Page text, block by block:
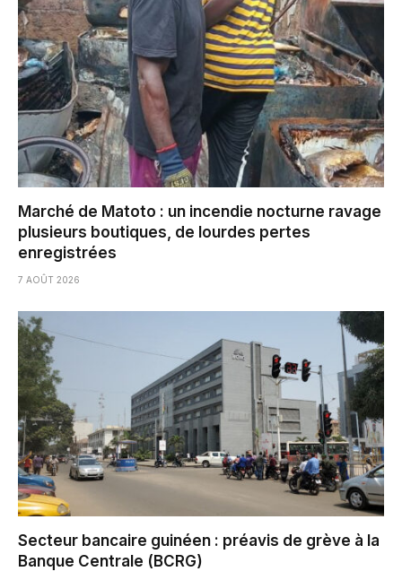
Marché de Matoto : un incendie nocturne ravage
plusieurs boutiques, de lourdes pertes
enregistrées
7 AOÛT 2026
Secteur bancaire guinéen : préavis de grève à la
Banque Centrale (BCRG)